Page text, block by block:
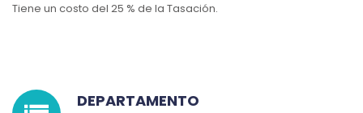
Tiene un costo del 25 % de la Tasación.
DEPARTAMENTO